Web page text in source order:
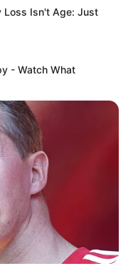
Loss Isn't Age: Just
- Watch What